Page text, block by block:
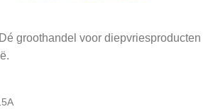
groothandel voor diepvriesproducten